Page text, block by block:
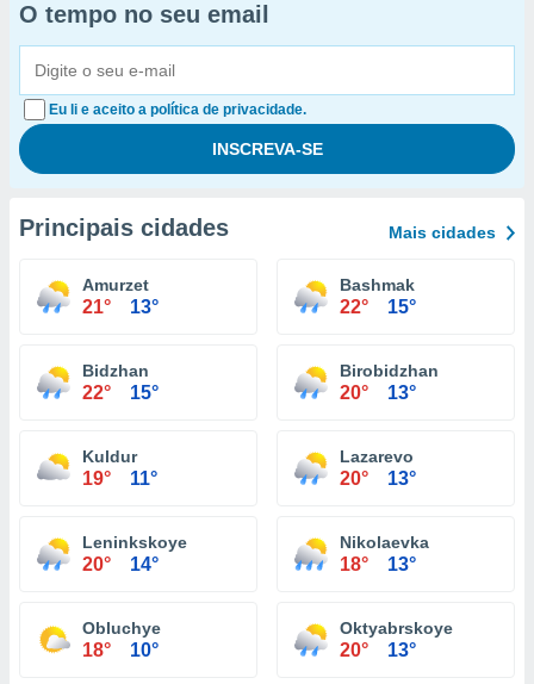
O tempo no seu email
Eu li e aceito a política de privacidade.
Principais cidades Mais cidades
Amurzet
21° 13°
Bashmak
22° 15°
Bidzhan
22° 15°
Birobidzhan
20° 13°
Kuldur
19° 11°
Lazarevo
20° 13°
Leninkskoye
20° 14°
Nikolaevka
18° 13°
Obluchye
18° 10°
Oktyabrskoye
20° 13°